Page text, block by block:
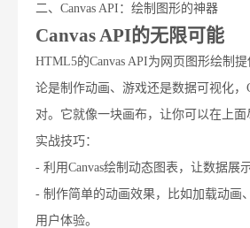
二、Canvas API：绘制图形的神器
Canvas API的无限可能
HTML5的Canvas API为网页图形绘制
论是制作动画、游戏还是数据可视化，
对。它就像一块画布，让你可以在上面
实战技巧：
- 利用Canvas绘制动态图表，让数据展
- 制作简单的动画效果，比如加载动画
用户体验。